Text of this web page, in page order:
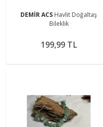
DEMİR ACS Havlit Doğaltaş
Bileklik
199,99 TL